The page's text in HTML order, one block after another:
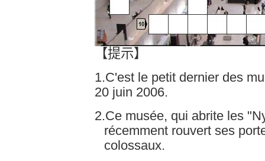
【提示】
1.C'est le petit dernier des
20 juin 2006.
2.Ce musée, qui abrite les
récemment rouvert ses
colossaux.